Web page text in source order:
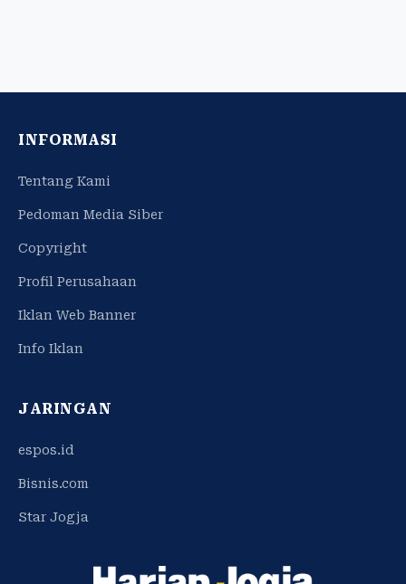
INFORMASI
Tentang Kami
Pedoman Media Siber
Copyright
Profil Perusahaan
Iklan Web Banner
Info Iklan
JARINGAN
espos.id
Bisnis.com
Star Jogja